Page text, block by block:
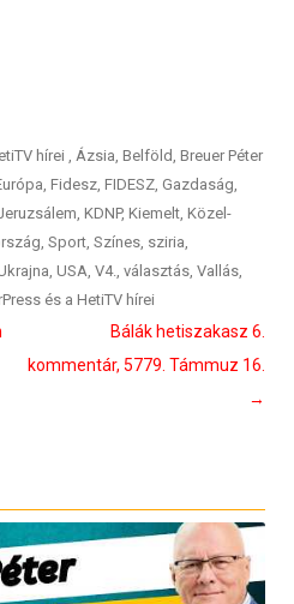
hírei Ázsia Belföld Breuer Péter
Fidesz FIDESZ Gazdaság
KDNP, Kiemelt Közel-
Sport Színes sziria
USA V4. választás Vallás
és a HetiTV hírei
Bálák hetiszakasz 6.
kommentár, 5779. Támmuz 16.
→